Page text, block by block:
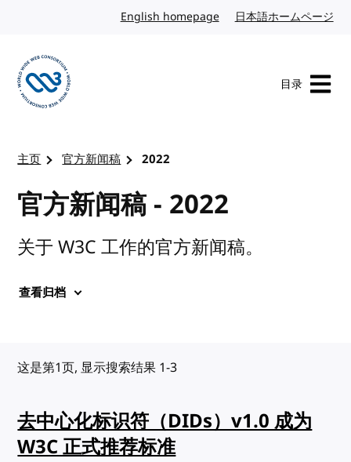
English homepage英文日本語ホームページ
目录
主页 官方新闻稿 2022
官方新闻稿 - 2022
关于 W3C 工作的官方新闻稿。
查看归档
这是第1页, 显示搜索结果 1-3
去中心化标识符（DIDs）v1.0 成为
W3C 正式推荐标准